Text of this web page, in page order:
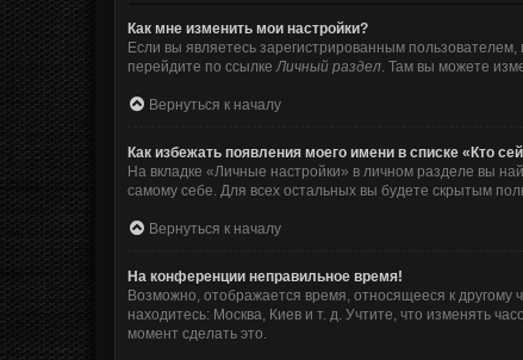
Как мне изменить мои настройки?
Если вы являетесь зарегистрированным
перейдите по ссылкеЛичный раздел. Там вы можете
Вернуться к началу
Как избежать появления моего имени в списке «Кто
На вкладке «Личные настройки» в личном разделе вы
самому себе. Для всех остальных вы будете скрытым
Вернуться к началу
На конференции неправильное время!
Возможно, отображается время, относящееся к другому
находитесь: Москва, Киев и т. д. Учтите, что изменять
момент сделать это.